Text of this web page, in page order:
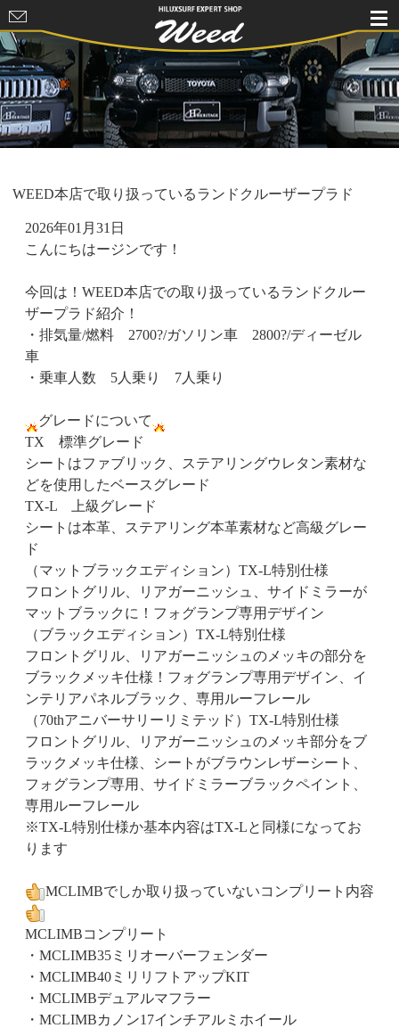
HILUXSURF
EXPERT
SHOP Weed
WEED本店で取り扱っているランドクルーザープラド
2026年01月31日
こんにちはージンです！
今回は！WEED本店での取り扱っているランドクルー
ザープラド紹介！
・排気量/燃料 2700?/ガソリン車 2800?/ディーゼル
車
・乗車人数 5人乗り 7人乗り
グレードについて
TX 標準グレード
シートはファブリック、ステアリングウレタン素材な
どを使用したベースグレード
TX-L 上級グレード
シートは本革、ステアリング本革素材など高級グレー
ド
（マットブラックエディション）TX-L特別仕様
フロントグリル、リアガーニッシュ、サイドミラーが
マットブラックに！フォグランプ専用デザイン
（ブラックエディション）TX-L特別仕様
フロントグリル、リアガーニッシュのメッキの部分を
ブラックメッキ仕様！フォグランプ専用デザイン、イ
ンテリアパネルブラック、専用ルーフレール
（70thアニバーサリーリミテッド）TX-L特別仕様
フロントグリル、リアガーニッシュのメッキ部分をブ
ラックメッキ仕様、シートがブラウンレザーシート、
フォグランプ専用、サイドミラーブラックペイント、
専用ルーフレール
※TX-L特別仕様か基本内容はTX-Lと同様になってお
ります
MCLIMBでしか取り扱っていないコンプリート内容
MCLIMBコンプリート
・MCLIMB35ミリオーバーフェンダー
・MCLIMB40ミリリフトアップKIT
・MCLIMBデュアルマフラー
・MCLIMBカノン17インチアルミホイール